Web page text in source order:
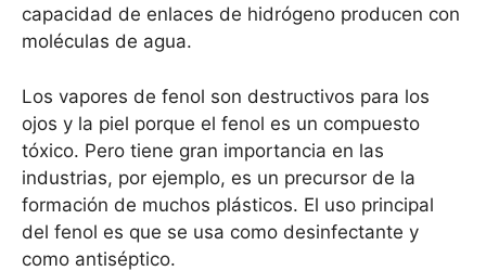
capacidad de enlaces de hidrógeno producen con
moléculas de agua.
Los vapores de fenol son destructivos para los
ojos y la piel porque el fenol es un compuesto
tóxico. Pero tiene gran importancia en las
industrias, por ejemplo, es un precursor de la
formación de muchos plásticos. El uso principal
del fenol es que se usa como desinfectante y
como antiséptico.